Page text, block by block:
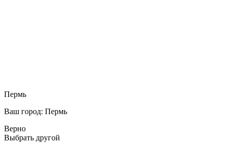
Пермь
Ваш город: Пермь
Верно
Выбрать другой